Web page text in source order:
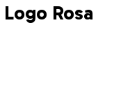
Rosa